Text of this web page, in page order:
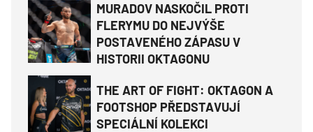
MURADOV NASKOČIL PROTI
FLERYMU DO NEJVÝŠE
POSTAVENÉHO ZÁPASU V
HISTORII OKTAGONU
THE ART OF FIGHT: OKTAGON A
FOOTSHOP PŘEDSTAVUJÍ
SPECIÁLNÍ KOLEKCI